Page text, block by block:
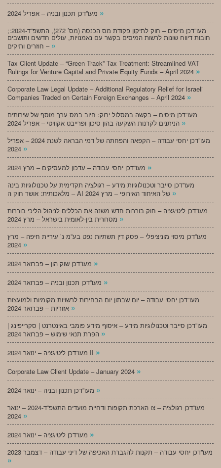
»
;מעו”דכן מיסים – חוק לתיקון פקודת מס הכנסה (מס’ 272), התשפ”ד-2024:
חובות דיווח שונות לרשות המיסים בקשר עם נאמנויות, עולים חדשים ותושבים
חוזרים ותיקים – »
Tax Client Update – “Green Track” Tax Treatment: Streamlined VAT
Rulings for Venture Capital and Private Equity Funds – April 2024 »
Corporate Law Legal Update – Additional Regulatory Relief for Israeli
Companies Traded on Certain Foreign Exchanges – April 2024 »
מעו”דכן מיסים – בקשה במסלול ירוק: חיוב במס ערך מוסף של שירותים
»
מעו”דכן יחסי עבודה – הקפאה והפחתה של דמי הבראה לשנת 2024 – אפריל
»
»
מעו”דכן סייבר וטכנולוגיות מידע – רגולציה תקדימית על טכנולוגיות בינה
»
מעו”דכן ליטיגציה – חוק בוררות חדש משנה את הכללים לניהול הליכי בוררות
»
מעו”דכן מיסוי מוניציפלי – פסק דין תשתיות נפט בע”מ נ’ עיריית חיפה – מרץ
»
»
»
מעו”דכן יחסי עבודה – יום שבתון יום הבחירות לרשויות מקומיות ולמועצות
»
מעו”דכן סייבר וטכנולוגיות מידע – איסוף מידע פומבי באינטרנט | סקרייפינג |
»
מעו”דכן ליטיגציה – ינואר 2024 II »
Corporate Law Client Update – January 2024 »
»
מעו”דכן רגולציה – צו הארכת תקופות ודחיית מועדים התשפ”ד-2024 – ינואר
»
»
מעו”דכן יחסי עבודה – תקנות להגברת האכיפה של דיני עבודה – דצמבר 2023
»